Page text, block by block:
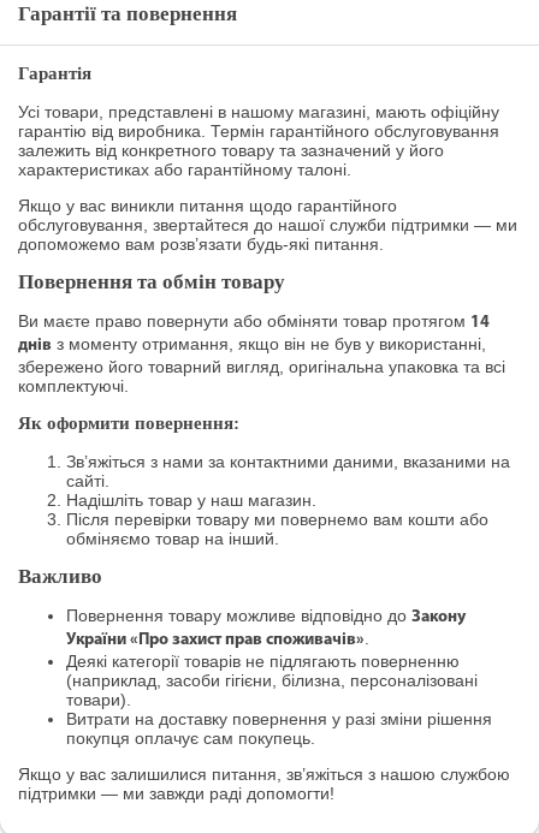
Гарантії та повернення
Гарантія
Усі товари, представлені в нашому магазині, мають офіційну
гарантію від виробника. Термін гарантійного обслуговування
залежить від конкретного товару та зазначений у його
характеристиках або гарантійному талоні.
Якщо у вас виникли питання щодо гарантійного
обслуговування, звертайтеся до нашої служби підтримки — ми
допоможемо вам розв’язати будь-які питання.
Повернення та обмін товару
Ви маєте право повернути або обміняти товар протягом 14
днів з моменту отримання, якщо він не був у використанні,
збережено його товарний вигляд, оригінальна упаковка та всі
комплектуючі.
Як оформити повернення:
Зв’яжіться з нами за контактними даними, вказаними на
сайті.
Надішліть товар у наш магазин.
Після перевірки товару ми повернемо вам кошти або
обміняємо товар на інший.
Важливо
Повернення товару можливе відповідно до Закону
України «Про захист прав споживачів».
Деякі категорії товарів не підлягають поверненню
(наприклад, засоби гігієни, білизна, персоналізовані
товари).
Витрати на доставку повернення у разі зміни рішення
покупця оплачує сам покупець.
Якщо у вас залишилися питання, зв’яжіться з нашою службою
підтримки — ми завжди раді допомогти!